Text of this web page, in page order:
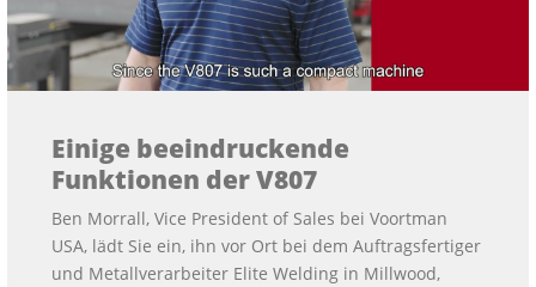
Einige beeindruckende
Funktionen der V807
Ben Morrall, Vice President of Sales bei Voortman
USA, lädt Sie ein, ihn vor Ort bei dem Auftragsfertiger
und Metallverarbeiter Elite Welding in Millwood,